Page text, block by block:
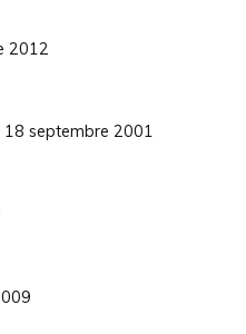
2012
septembre 2001